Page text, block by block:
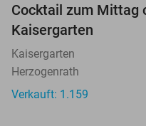
Cocktail zum Mittag
Kaisergarten
Kaisergarten
Herzogenrath
Verkauft: 1.159